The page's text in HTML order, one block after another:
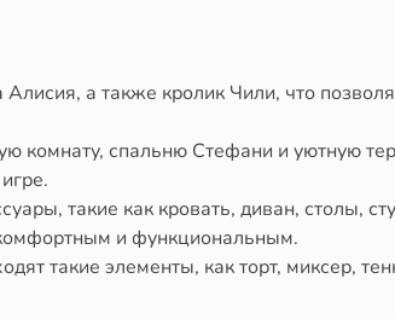
а также кролик Чили, что
комнату, спальню Стефани и уютную
такие как кровать, диван, столы,
и функциональным.
такие элементы, как торт, миксер,